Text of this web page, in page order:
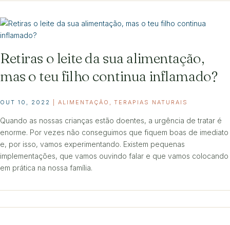
Retiras o leite da sua alimentação,
mas o teu filho continua inflamado?
OUT 10, 2022 ALIMENTAÇÃO ,TERAPIAS NATURAIS
Quando as nossas crianças estão doentes, a urgência de tratar é
enorme. Por vezes não conseguimos que fiquem boas de imediato
e, por isso, vamos experimentando. Existem pequenas
implementações, que vamos ouvindo falar e que vamos colocando
em prática na nossa família.